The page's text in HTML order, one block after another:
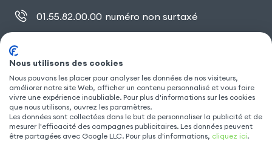
01.55.82.00.00 numéro non surtaxé
SUIVEZ NOUS
Nous utilisons des cookies
Nous pouvons les placer pour analyser les données de nos visiteurs,
améliorer notre site Web, afficher un contenu personnalisé et vous faire
vivre une expérience inoubliable. Pour plus d'informations sur les cookies
que nous utilisons, ouvrez les paramètres.
Les données sont collectées dans le but de personnaliser la publicité et de
mesurer l'efficacité des campagnes publicitaires. Les données peuvent
être partagées avec Google LLC. Pour plus d'informations, cliquez ici.